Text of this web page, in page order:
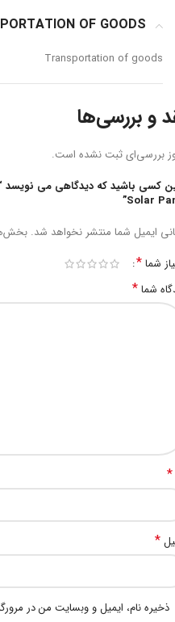
OF GOODS
Transportation of goods
و بررسی‌ها
بررسی‌ای ثبت نشده است.
Solar
ایمیل شما منتشر نخواهد شد.
شما*
شما*
*
*
ذخیره نام، ایمیل و وبسایت من در